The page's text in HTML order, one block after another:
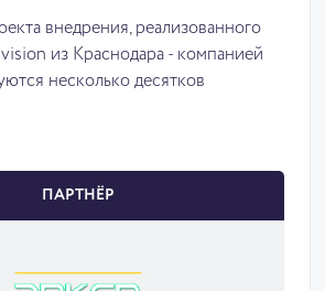
внедрения, реализованного
из Краснодара - компанией
несколько десятков
ПАРТНЁР